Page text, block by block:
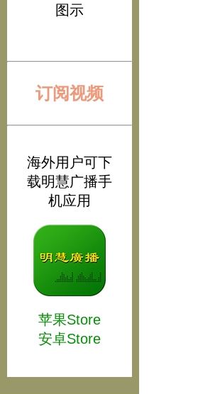
图示
订阅视频
海外用户可下
载明慧广播手
机应用
苹果Store
安卓Store